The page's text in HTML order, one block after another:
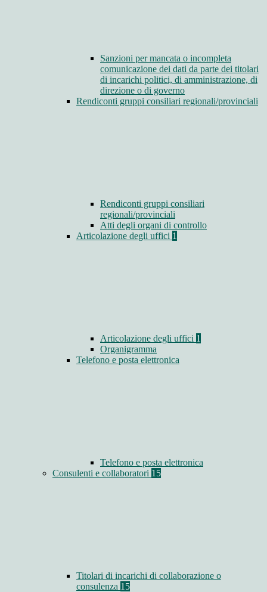
Sanzioni per mancata o incompleta
comunicazione dei dati da parte dei titolari
di incarichi politici, di amministrazione, di
direzione o di governo
Rendiconti gruppi consiliari regionali/provinciali
Rendiconti gruppi consiliari
regionali/provinciali
Atti degli organi di controllo
Articolazione degli uffici 1
Articolazione degli uffici 1
Organigramma
Telefono e posta elettronica
Telefono e posta elettronica
Consulenti e collaboratori 15
Titolari di incarichi di collaborazione o
consulenza 15